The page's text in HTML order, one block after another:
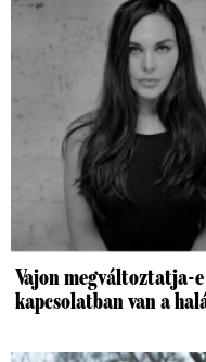
Vajon megváltoztatja-
kapcsolatban van a